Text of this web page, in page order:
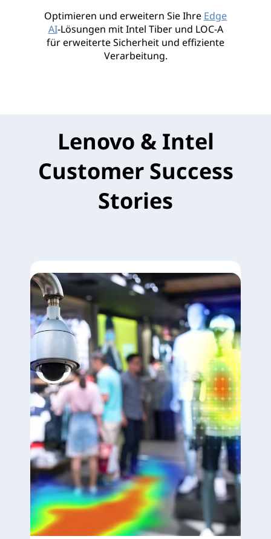
Optimieren und erweitern Sie Ihre Edge
AI-Lösungen mit Intel Tiber und LOC-A
für erweiterte Sicherheit und effiziente
Verarbeitung.
Lenovo & Intel
Customer Success
Stories